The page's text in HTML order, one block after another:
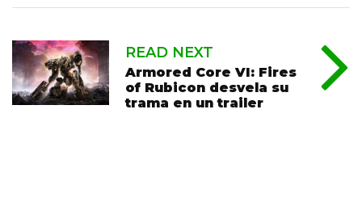
READ NEXT
Armored Core VI: Fires
of Rubicon desvela su
trama en un trailer